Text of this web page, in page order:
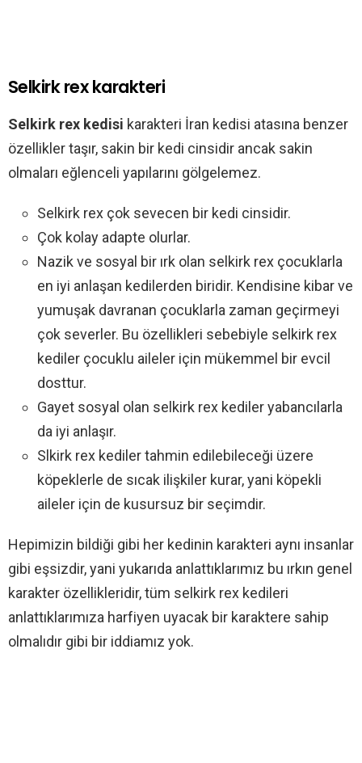
Selkirk rex karakteri
Selkirk rex kedisi karakteri İran kedisi atasına benzer
özellikler taşır, sakin bir kedi cinsidir ancak sakin
olmaları eğlenceli yapılarını gölgelemez.
Selkirk rex çok sevecen bir kedi cinsidir.
Çok kolay adapte olurlar.
Nazik ve sosyal bir ırk olan selkirk rex çocuklarla
en iyi anlaşan kedilerden biridir. Kendisine kibar ve
yumuşak davranan çocuklarla zaman geçirmeyi
çok severler. Bu özellikleri sebebiyle selkirk rex
kediler çocuklu aileler için mükemmel bir evcil
dosttur.
Gayet sosyal olan selkirk rex kediler yabancılarla
da iyi anlaşır.
Slkirk rex kediler tahmin edilebileceği üzere
köpeklerle de sıcak ilişkiler kurar, yani köpekli
aileler için de kusursuz bir seçimdir.
Hepimizin bildiği gibi her kedinin karakteri aynı insanlar
gibi eşsizdir, yani yukarıda anlattıklarımız bu ırkın genel
karakter özellikleridir, tüm selkirk rex kedileri
anlattıklarımıza harfiyen uyacak bir karaktere sahip
olmalıdır gibi bir iddiamız yok.